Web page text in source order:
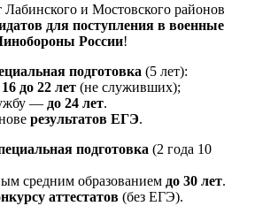
и Мостовского районов
для поступления в военные
России!
подготовка (5 лет):
до 22 лет (не служивших);
— до 24 лет.
результатов ЕГЭ.
подготовка (2 года 10
средним образованием до 30 лет.
аттестатов (без ЕГЭ).